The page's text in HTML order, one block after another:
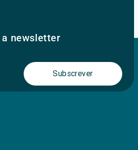
a newsletter
Subscrever